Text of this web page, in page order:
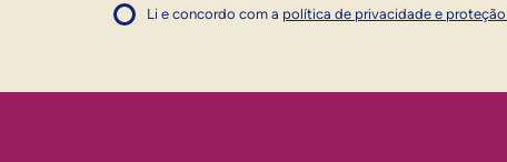
Li e concordo com a política de privacidade e
1